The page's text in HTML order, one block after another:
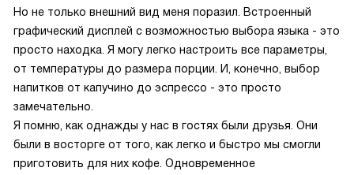
Но не только внешний вид меня поразил. Встроенный
графический дисплей с возможностью выбора языка - это
просто находка. Я могу легко настроить все параметры,
от температуры до размера порции. И, конечно, выбор
напитков от капучино до эспрессо - это просто
замечательно.
Я помню, как однажды у нас в гостях были друзья. Они
были в восторге от того, как легко и быстро мы смогли
приготовить для них кофе. Одновременное